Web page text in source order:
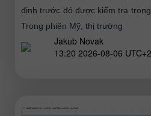
định trước đó được kiểm tra
Trong phiên Mỹ, thị trường
Jakub Novak
13:20 2026-08-06 UTC+2